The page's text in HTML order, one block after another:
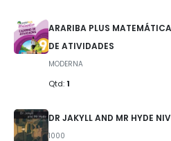
ARARIBA PLUS
DE ATIVIDADES
MODERNA
Qtd: 1
DR JAKYLL AND MR HYDE
1000